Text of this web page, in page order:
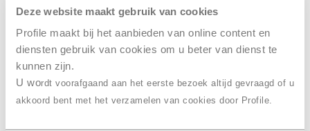
Deze website maakt gebruik van cookies
Profile maakt bij het aanbieden van online content en
diensten gebruik van cookies om u beter van dienst te
kunnen zijn.
U wordt voorafgaand aan het eerste bezoek altijd gevraagd of u
akkoord bent met het verzamelen van cookies door Profile.